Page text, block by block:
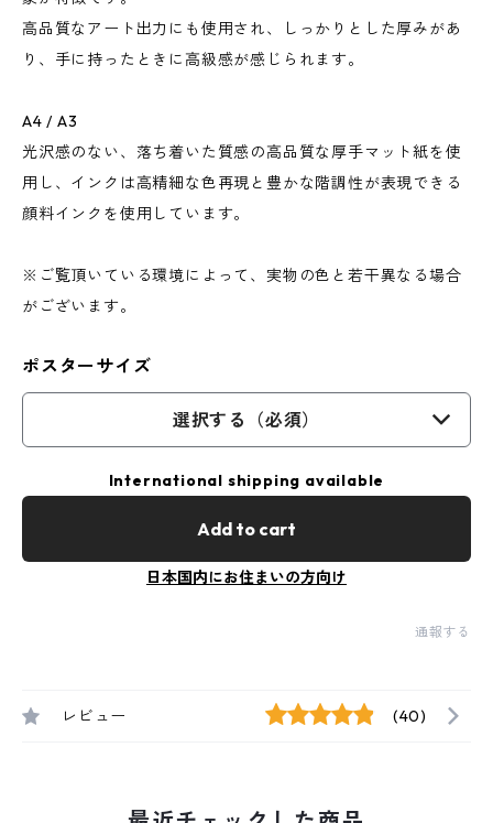
高品質なアート出力にも使用され、しっかりとした厚みがあ
り、手に持ったときに高級感が感じられます。
A4 / A3
光沢感のない、落ち着いた質感の高品質な厚手マット紙を使
用し、インクは高精細な色再現と豊かな階調性が表現できる
顔料インクを使用しています。
※ご覧頂いている環境によって、実物の色と若干異なる場合
がございます。
ポスターサイズ
選択する（必須）
International shipping available
Add to cart
日本国内にお住まいの方向け
通報する
レビュー (40)